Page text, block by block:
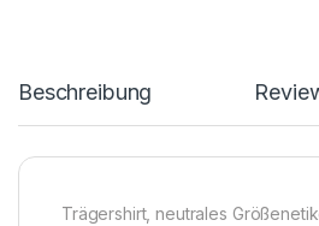
Beschreibung
Trägershirt, neutrales